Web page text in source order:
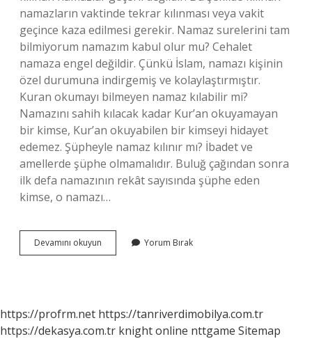
namazların vaktinde tekrar kılınması veya vakit
geçince kaza edilmesi gerekir. Namaz surelerini tam
bilmiyorum namazım kabul olur mu? Cehalet
namaza engel değildir. Çünkü İslam, namazı kişinin
özel durumuna indirgemiş ve kolaylaştırmıştır.
Kuran okumayı bilmeyen namaz kılabilir mi?
Namazını sahih kılacak kadar Kur’an okuyamayan
bir kimse, Kur’an okuyabilen bir kimseyi hidayet
edemez. Şüpheyle namaz kılınır mı? İbadet ve
amellerde şüphe olmamalıdır. Buluğ çağından sonra
ilk defa namazının rekât sayısında şüphe eden
kimse, o namazı…
Devamını okuyun Kağıttan
Sûre
Yorum Bırak
https://profrm.net https://tanriverdimobilya.com.tr
https://dekasya.com.tr knight online nttgame Sitemap